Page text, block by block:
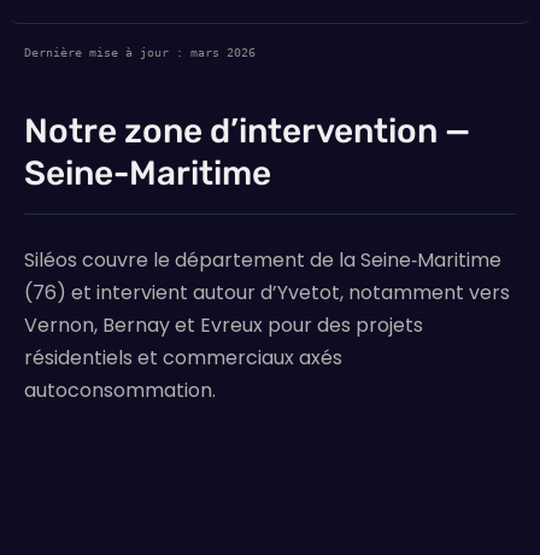
Dernière mise à jour : mars 2026
Notre zone d’intervention —
Seine-Maritime
Siléos couvre le département de la Seine‑Maritime
(76) et intervient autour d’Yvetot, notamment vers
Vernon, Bernay et Evreux pour des projets
résidentiels et commerciaux axés
autoconsommation.